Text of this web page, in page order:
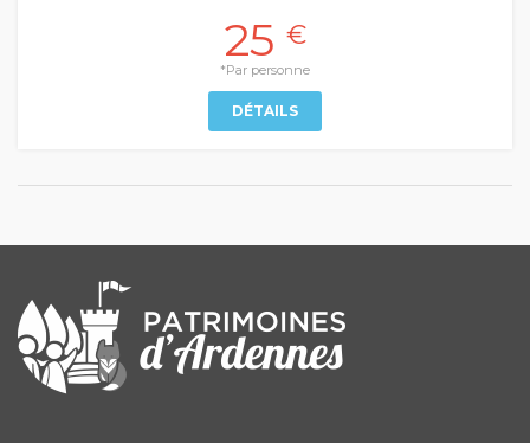
25 €
*Par personne
DÉTAILS